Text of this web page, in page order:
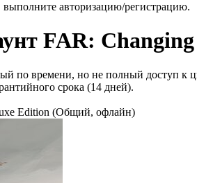
авторизацию/регистрацию.
FAR:
по времени, но не полный доступ к
срока (14 дней).
Edition (Общий, офлайн)